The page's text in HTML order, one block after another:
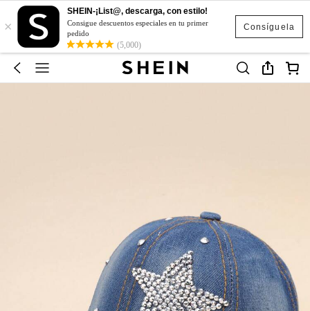
Consíguela
×
SHEIN-¡List@, descarga, con estilo!
Consigue descuentos especiales en tu primer
pedido
(5,000)